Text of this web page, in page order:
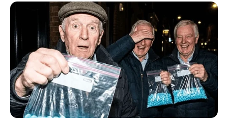
Płytę do recenzji otrzymaliśmy dzięki uprzejmości firmySony
Music Poland.